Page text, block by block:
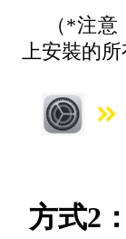
（*注意
上安裝的所
方式2